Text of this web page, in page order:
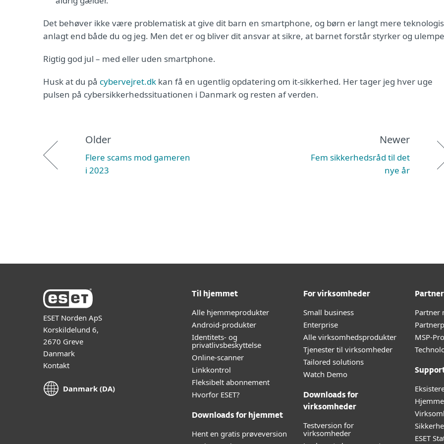
Det behøver ikke være problematisk at give dit barn en smartphone, og børn er langt mere
anlagt end både du og jeg. Men det er og bliver dit ansvar at sikre, at barnet forstår styrker og
Rigtig god jul – med eller uden smartphone.
Husk at du på cybervejret.dk kan få en ugentlig opdatering om it-sikkerhed. Her tager jeg hver uge
pulsen på cybersikkerhedssituationen i Danmark og resten af verden.
Older
Flere scams mod gameren
i 2023
Newer
Fem sikkerhedsråd til det
nye år
ESET Norden ApS
Korskildelund 6,
2670 Greve
Danmark
Kontakt
Danmark (DA)
Til hjemmet
Alle hjemmeprodukter
Android-produkter
Identitets- og
privatlivsbeskyttelse
Online-scanner
Linkkontrol
Fleksibelt abonnement
Hvorfor ESET?
Downloads for hjemmet
Hent en gratis prøveversion
For virksomheder
Small business
Enterprise
Alle virksomhedsprodukter
Tjenester til virksomheder
Tailored solutions
Watch Demo
Downloads for
virksomheder
Testversion for
virksomheder
Partner
Partner
MSP-
ESET